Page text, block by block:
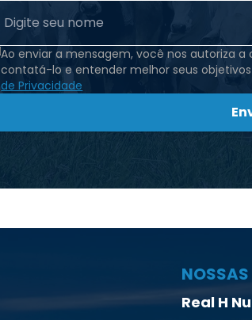
Ao enviar a mensagem, você nos autoriza
contatá-lo e entender melhor seus
de Privacidade
Real H